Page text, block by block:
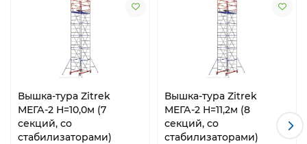
Вышка-тура Zitrek
МЕГА-2 Н=10,0м (7
секций, со
стабилизаторами)
Вышка-тура Zitrek
МЕГА-2 Н=11,2м (8
секций, со
стабилизаторами)